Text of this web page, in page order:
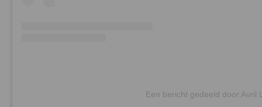
Een bericht gedeeld door Avril